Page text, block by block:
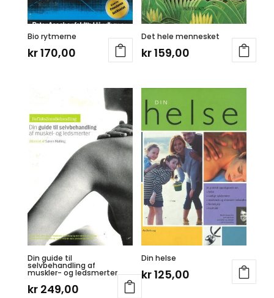
Bio rytmerne
kr170,00
Det hele mennesket
kr159,00
Din guide til
selvbehandling af
muskler- og ledsmerter
kr249,00
Din helse
kr125,00